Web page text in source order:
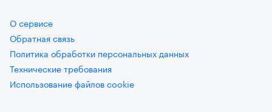
О сервисе
Обратная связь
Политика обработки персональных данных
Технические требования
Использование файлов cookie